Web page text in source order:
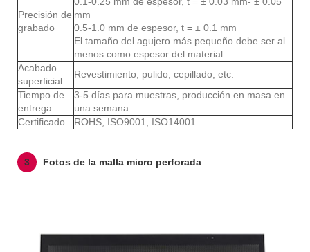
Precisión de
grabado
mm
0.5-1.0 mm de espesor, t = ± 0.1 mm
El tamaño del agujero más pequeño debe ser al
menos como espesor del material
Acabado
superficial
Revestimiento, pulido, cepillado, etc.
Tiempo de
entrega
3-5 días para muestras, producción en masa en
una semana
Certificado
ROHS, ISO9001, ISO14001
3 Fotos de la malla micro perforada